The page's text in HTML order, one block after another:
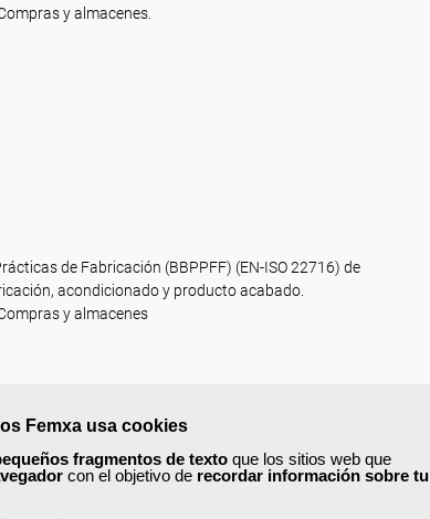
Femxa usa cookies
fragmentos de texto que los sitios web que
con el objetivo de recordar información sobre tu
y almacenes.
de Fabricación (BBPPFF) (EN-ISO 22716) de
acondicionado y producto acabado.
y almacenes